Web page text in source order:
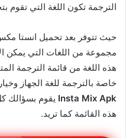
الترجمة تكون اللغة التي تقوم
حيث تتوفر بعد تحميل انستا
مجموعة من اللغات التي يمكن
هذه اللغة من قائمة الترجمة
خاصة بالترجمة للغة الجهاز
Insta Mix Apk يقوم بسؤالك
هذه القائمة كما تريد.